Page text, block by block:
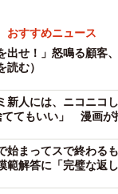
おすすめニュース
出せ！」怒鳴る顧客
読む）
新人には、ニコニコ
ててもいい」 漫画が
始まってスで終わる
範解答に「完璧な返し